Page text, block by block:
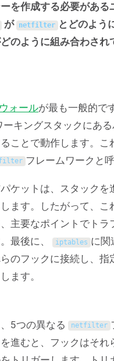
を作成する必要がある
が netfilter とどのよう
のように組み合わされ
ォールが最も一般的で
キングスタックにあ
ことで動作します。こ
フレームワークと
ケットは、スタックを
ます。したがって、こ
主要なポイントでトラ
最後に、
iptables に関
のフックに接続し、指
ます。
5つの異なる netfilter
進むと、フックはそれ